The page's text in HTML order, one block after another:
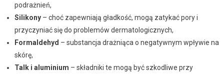
podrażnień,
Silikony– choć zapewniają gładkość, mogą zatykać pory i
przyczyniać się do problemów dermatologicznych,
Formaldehyd – substancja drażniąca o negatywnym wpływie na
skórę,
Talk i aluminium – składniki te mogą być szkodliwe przy